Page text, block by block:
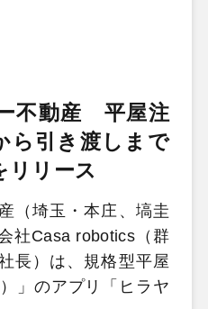
不動産 平屋注
ら引き渡しまで
リリース
（埼玉・本庄、塙圭
社Casa robotics（群
長）は、規格型平屋
」のアプリ「ヒラヤ